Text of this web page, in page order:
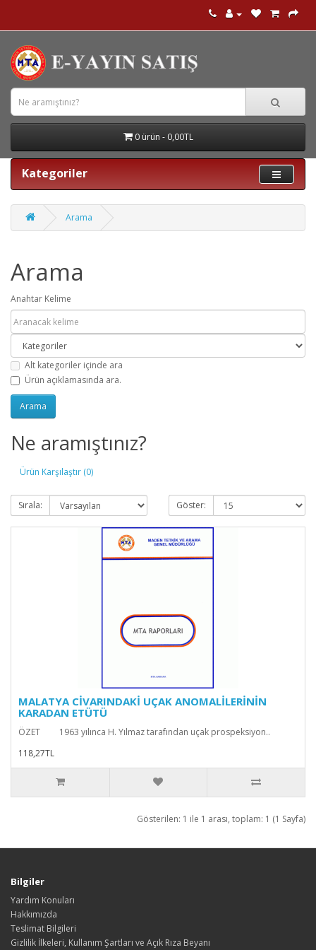
0 ürün - 0,00TL
Kategoriler
Arama
Arama
Anahtar Kelime
Alt kategoriler içinde ara
Ürün açıklamasında ara.
Ne aramıştınız?
Ürün Karşılaştır (0)
Sırala: Göster:
MALATYA CİVARINDAKİ UÇAK ANOMALİLERİNİN
KARADAN ETÜTÜ
ÖZET 1963 yılınca H. Yılmaz tarafından uçak prospeksiyon..
118,27TL
Gösterilen: 1 ile 1 arası, toplam: 1 (1 Sayfa)
Bilgiler
Yardım Konuları
Hakkımızda
Teslimat Bilgileri
Gizlilik İlkeleri, Kullanım Şartları ve Açık Rıza Beyanı